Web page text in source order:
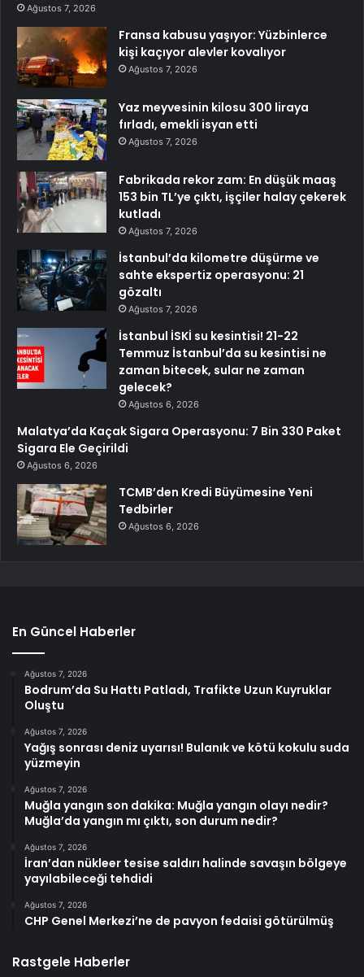
Ağustos 7, 2026
Fransa kabusu yaşıyor: Yüzbinlerce
kişi kaçıyor alevler kovalıyor
Ağustos 7, 2026
Yaz meyvesinin kilosu 300 liraya
fırladı, emekli isyan etti
Ağustos 7, 2026
Fabrikada rekor zam: En düşük maaş
153 bin TL’ye çıktı, işçiler halay çekerek
kutladı
Ağustos 7, 2026
İstanbul’da kilometre düşürme ve
sahte ekspertiz operasyonu: 21
gözaltı
Ağustos 7, 2026
İstanbul İSKİ su kesintisi! 21-22
Temmuz İstanbul’da su kesintisi ne
zaman bitecek, sular ne zaman
gelecek?
Ağustos 6, 2026
Malatya’da Kaçak Sigara Operasyonu: 7 Bin 330 Paket
Sigara Ele Geçirildi
Ağustos 6, 2026
TCMB’den Kredi Büyümesine Yeni
Tedbirler
Ağustos 6, 2026
En Güncel Haberler
Ağustos 7, 2026
Bodrum’da Su Hattı Patladı, Trafikte Uzun Kuyruklar
Oluştu
Ağustos 7, 2026
Yağış sonrası deniz uyarısı! Bulanık ve kötü kokulu suda
yüzmeyin
Ağustos 7, 2026
Muğla yangın son dakika: Muğla yangın olayı nedir?
Muğla’da yangın mı çıktı, son durum nedir?
Ağustos 7, 2026
İran’dan nükleer tesise saldırı halinde savaşın bölgeye
yayılabileceği tehdidi
Ağustos 7, 2026
CHP Genel Merkezi’ne de pavyon fedaisi götürülmüş
Rastgele Haberler